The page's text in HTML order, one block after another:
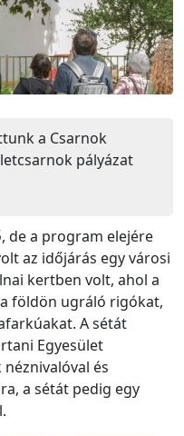
a Csarnok
pályázat
de a program elejére
az időjárás egy városi
kertben volt, ahol a
földön ugráló rigókat,
A sétát
Egyesület
és
a sétát pedig egy